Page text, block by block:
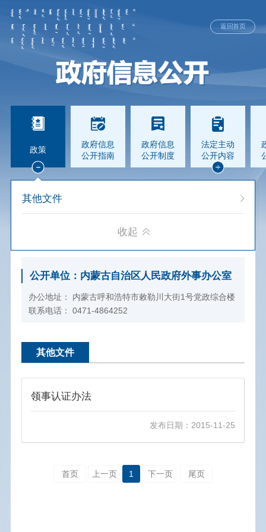
返回首页
政策
政府信息
公开指南
政府信息
公开制度
法定主动
公开内容
其他文件
收起
公开单位：内蒙古自治区人民政府外事办公室
办公地址： 内蒙古呼和浩特市敕勒川大街1号党政综合楼
联系电话： 0471-4864252
其他文件
领事认证办法
发布日期：2015-11-25
首页 上一页 1 下一页 尾页